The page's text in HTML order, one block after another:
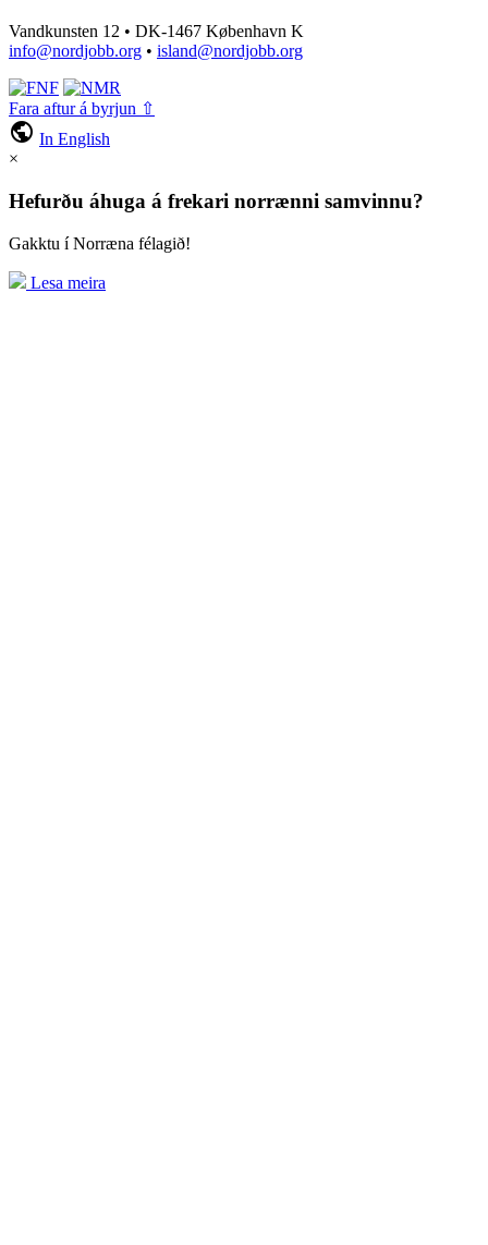
Vandkunsten 12 • DK-1467 København K
info@nordjobb.org • island@nordjobb.org
Fara aftur á byrjun ⇧
public In English
×
Hefurðu áhuga á frekari norrænni samvinnu?
Gakktu í Norræna félagið!
Lesa meira